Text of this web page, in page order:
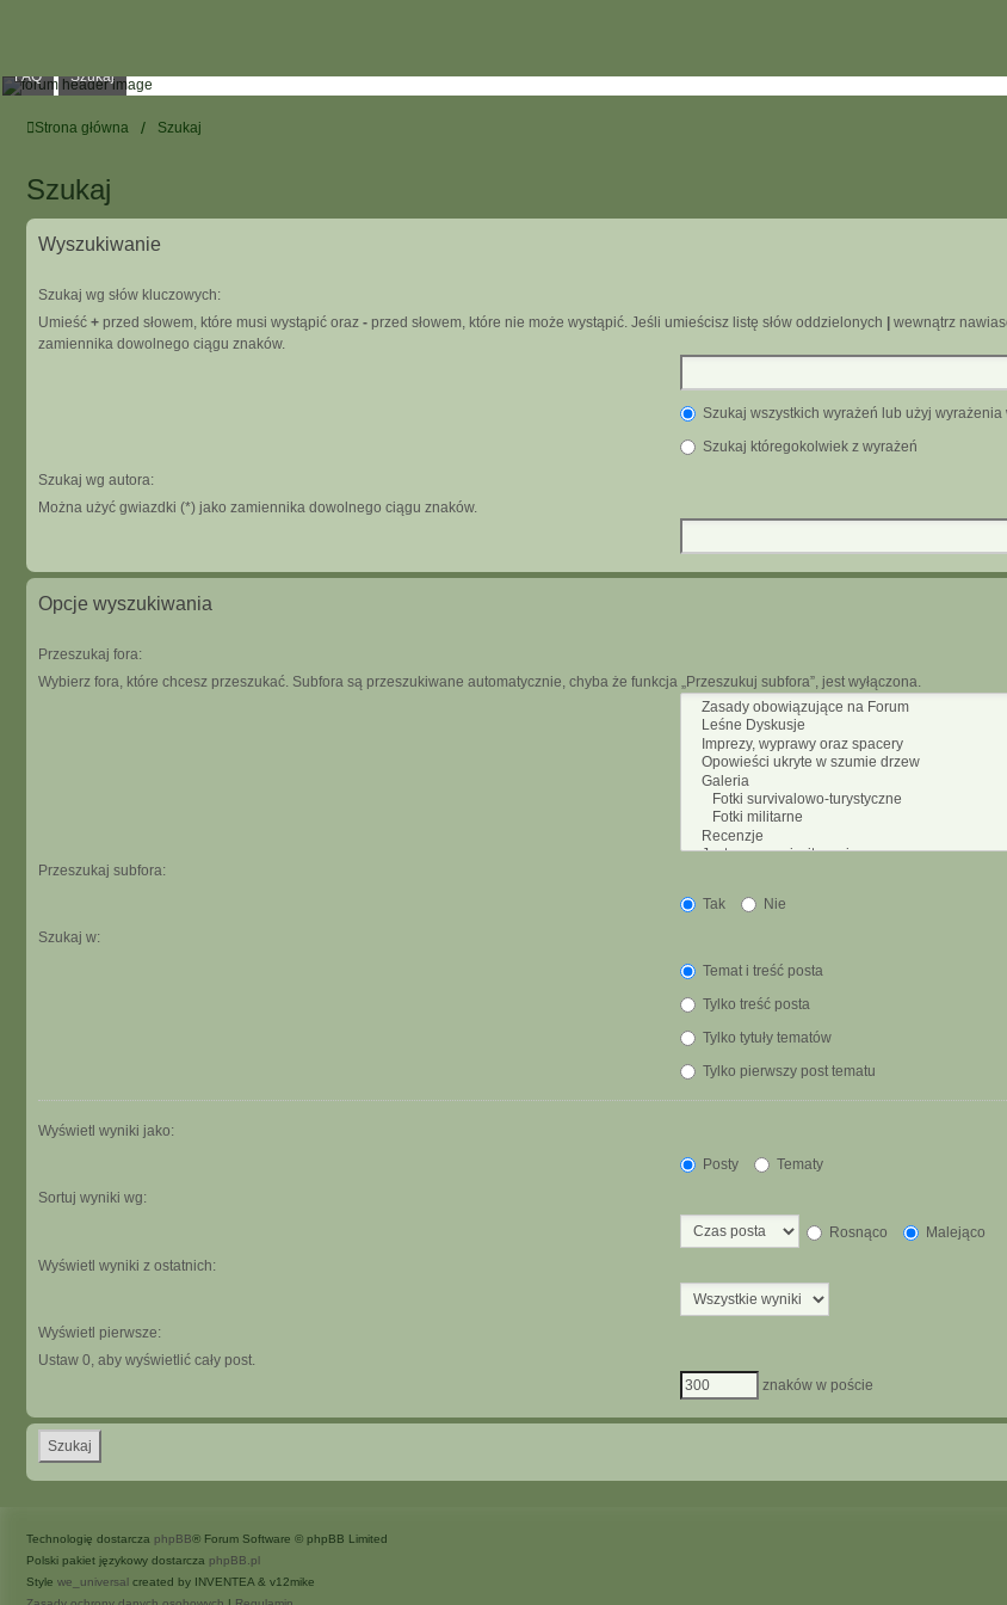
FAQ Szukaj
Strona główna Szukaj
Szukaj
Wyszukiwanie
Szukaj wg słów kluczowych:
Umieść + przed słowem, które musi wystąpić oraz - przed słowem, które nie może wystąpić. Jeśli umieścisz listę słów oddzielonych
wewnątrz
zamiennika dowolnego ciągu znaków.
Szukaj wszystkich wyrażeń lub użyj
Szukaj któregokolwiek z wyrażeń
Szukaj wg autora:
Można użyć gwiazdki (*) jako zamiennika dowolnego ciągu znaków.
Opcje wyszukiwania
Przeszukaj fora:
Wybierz fora, które chcesz przeszukać. Subfora są przeszukiwane automatycznie, chyba że funkcja „Przeszukuj subfora”, jest wyłączona.
Przeszukaj subfora:
Tak
Nie
Szukaj w:
Temat i treść posta
Tylko treść posta
Tylko tytuły tematów
Tylko pierwszy post tematu
Wyświetl wyniki jako:
Posty
Tematy
Sortuj wyniki wg:
Rosnąco
Malejąco
Wyświetl wyniki z ostatnich:
Wyświetl pierwsze:
Ustaw 0, aby wyświetlić cały post.
znaków w poście
Technologię dostarcza phpBB® Forum Software © phpBB Limited
Polski pakiet językowy dostarcza phpBB.pl
Style we_universal created by INVENTEA & v12mike